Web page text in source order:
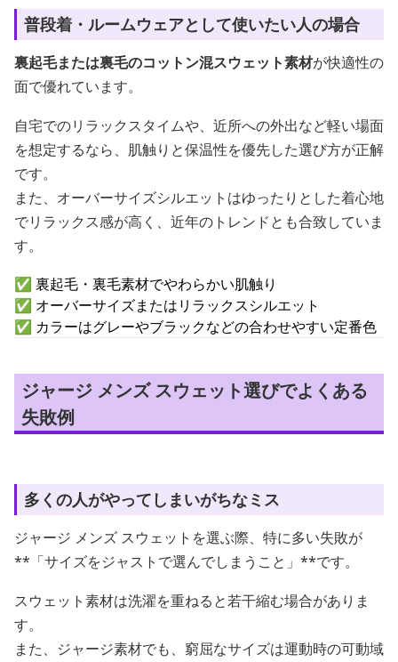
普段着・ルームウェアとして使いたい人の場合
裏起毛または裏毛のコットン混スウェット素材が快適性の
面で優れています。
自宅でのリラックスタイムや、近所への外出など軽い場面
を想定するなら、肌触りと保温性を優先した選び方が正解
です。
また、オーバーサイズシルエットはゆったりとした着心地
でリラックス感が高く、近年のトレンドとも合致していま
す。
✅ 裏起毛・裏毛素材でやわらかい肌触り
✅ オーバーサイズまたはリラックスシルエット
✅ カラーはグレーやブラックなどの合わせやすい定番色
ジャージ メンズ スウェット選びでよくある
失敗例
多くの人がやってしまいがちなミス
ジャージ メンズ スウェットを選ぶ際、特に多い失敗が
**「サイズをジャストで選んでしまうこと」**です。
スウェット素材は洗濯を重ねると若干縮む場合がありま
す。
また、ジャージ素材でも、窮屈なサイズは運動時の可動域